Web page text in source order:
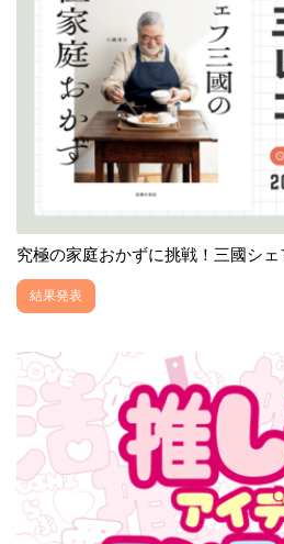
究極の家庭おかずに挑戦！三國シ
結果発表